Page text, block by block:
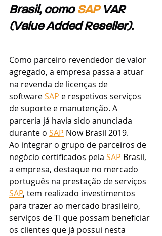
Brasil, como SAP VAR
(Value Added Reseller).
Como parceiro revendedor de valor
agregado, a empresa passa a atuar
na revenda de licenças de
software SAP e respetivos serviços
de suporte e manutenção. A
parceria já havia sido anunciada
durante o SAP Now Brasil 2019.
Ao integrar o grupo de parceiros de
negócio certificados pela SAP Brasil,
a empresa, destaque no mercado
português na prestação de serviços
SAP, tem realizado investimentos
para trazer ao mercado brasileiro,
serviços de TI que possam beneficiar
os clientes que já possui nesta